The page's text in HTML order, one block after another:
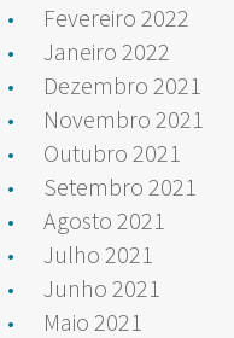
Fevereiro 2022
Janeiro 2022
Dezembro 2021
Novembro 2021
Outubro 2021
Setembro 2021
Agosto 2021
Julho 2021
Junho 2021
Maio 2021